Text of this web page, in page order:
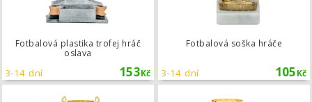
Fotbalová plastika trofej hráč
oslava
153Kč
3-14 dní
Fotbalová soška hráče
105Kč
3-14 dní